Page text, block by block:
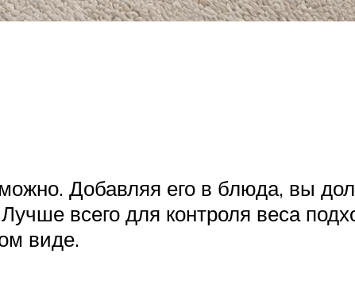
Добавляя его в блюда, вы
всего для контроля веса
виде.